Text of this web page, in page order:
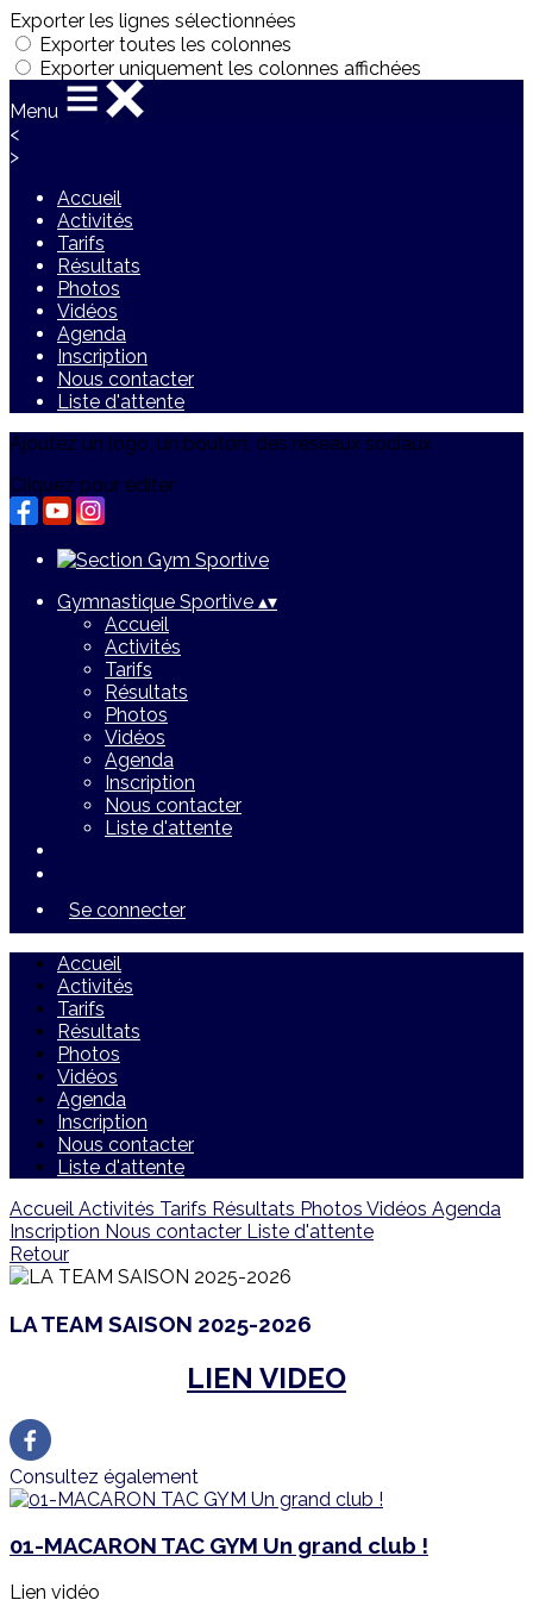
Exporter les lignes sélectionnées
Exporter toutes les colonnes
Exporter uniquement les colonnes affichées
Menu
<
>
Accueil
Activités
Tarifs
Résultats
Photos
Vidéos
Agenda
Inscription
Nous contacter
Liste d'attente
Ajoutez un logo, un bouton, des réseaux sociaux
Cliquez pour éditer
Gymnastique Sportive ▴▾
Accueil
Activités
Tarifs
Résultats
Photos
Vidéos
Agenda
Inscription
Nous contacter
Liste d'attente
Se connecter
Accueil
Activités
Tarifs
Résultats
Photos
Vidéos
Agenda
Inscription
Nous contacter
Liste d'attente
Accueil Activités Tarifs Résultats Photos Vidéos Agenda
Inscription Nous contacter Liste d'attente
Retour
LA TEAM SAISON 2025-2026
LIEN VIDEO
Consultez également
01-MACARON TAC GYM Un grand club !
Lien vidéo